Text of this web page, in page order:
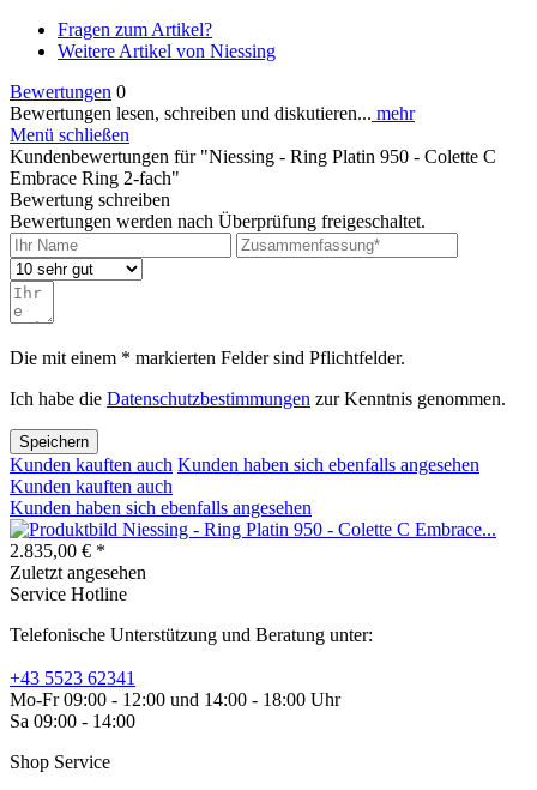
Fragen zum Artikel?
Weitere Artikel von Niessing
Bewertungen 0
Bewertungen lesen, schreiben und diskutieren... mehr
Menü schließen
Kundenbewertungen für "Niessing - Ring Platin 950 - Colette C
Embrace Ring 2-fach"
Bewertung schreiben
Bewertungen werden nach Überprüfung freigeschaltet.
Die mit einem * markierten Felder sind Pflichtfelder.
Ich habe die Datenschutzbestimmungen zur Kenntnis genommen.
Speichern
Kunden kauften auch Kunden haben sich ebenfalls angesehen
Kunden kauften auch
Kunden haben sich ebenfalls angesehen
Niessing - Ring Platin 950 - Colette C Embrace...
2.835,00 € *
Zuletzt angesehen
Service Hotline
Telefonische Unterstützung und Beratung unter:
+43 5523 62341
Mo-Fr 09:00 - 12:00 und 14:00 - 18:00 Uhr
Sa 09:00 - 14:00
Shop Service